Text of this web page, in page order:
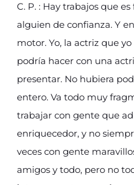
C. P. : Hay trabajos que
alguien de confianza. Y
motor. Yo, la actriz que
podría hacer con una
presentar. No hubiera
entero. Va todo muy
trabajar con gente que
enriquecedor, y no
veces con gente
amigos y todo, pero no